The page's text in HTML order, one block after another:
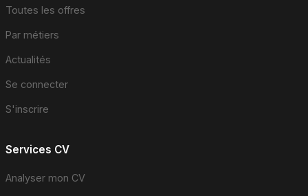
Toutes les offres
Par métiers
Actualités
Se connecter
S'inscrire
Services CV
Analyser mon CV